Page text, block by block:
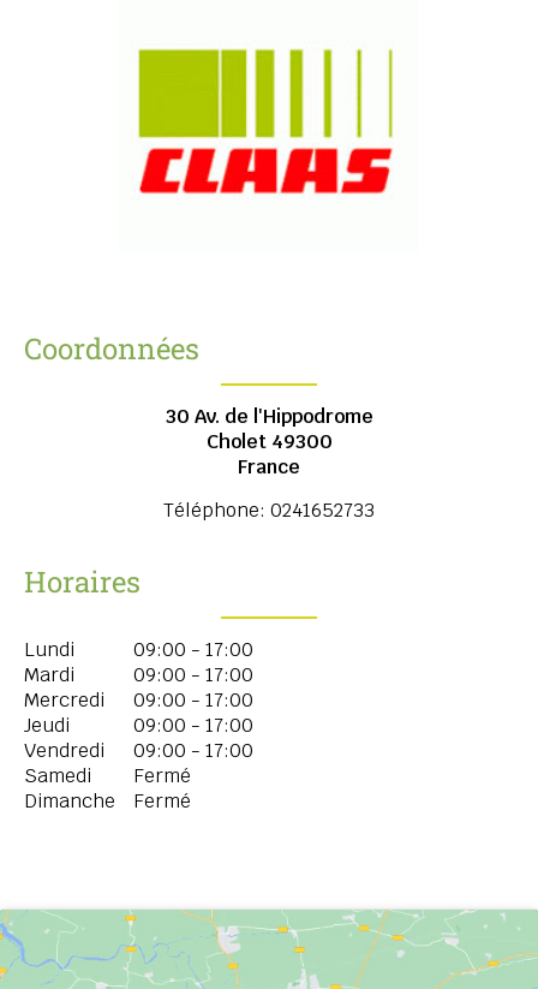
Coordonnées
30 Av. de l'Hippodrome
Cholet 49300
France
Téléphone: 0241652733
Horaires
Lundi
09:00 - 17:00
Mardi
09:00 - 17:00
Mercredi
09:00 - 17:00
Jeudi
09:00 - 17:00
Vendredi
09:00 - 17:00
Samedi
Fermé
Dimanche
Fermé